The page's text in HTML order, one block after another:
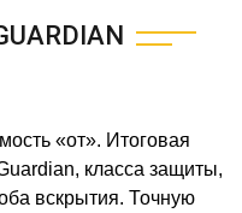
«от». Итоговая
класса защиты,
вскрытия. Точную